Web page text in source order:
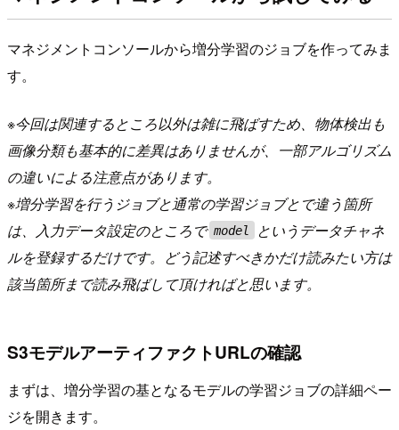
マネジメントコンソールから増分学習のジョブを作ってみま
す。
※今回は関連するところ以外は雑に飛ばすため、物体検出も
画像分類も基本的に差異はありませんが、一部アルゴリズム
の違いによる注意点があります。
※増分学習を行うジョブと通常の学習ジョブとで違う箇所
は、入力データ設定のところで model
というデータチャネ
ルを登録するだけです。どう記述すべきかだけ読みたい方は
該当箇所まで読み飛ばして頂ければと思います。
S3モデルアーティファクトURLの確認
まずは、増分学習の基となるモデルの学習ジョブの詳細ペー
ジを開きます。